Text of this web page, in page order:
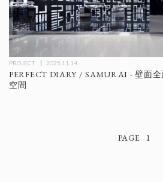
PROJECT 2025.11.14
PERFECT DIARY / SAMURAI - 壁面
空間
1